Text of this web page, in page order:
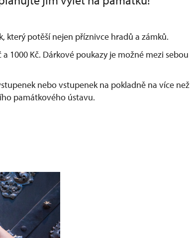
který potěší nejen příznivce hradů a zámků.
1000 Kč. Dárkové poukazy je možné mezi sebou
nebo vstupenek na pokladně na více než
památkového ústavu.